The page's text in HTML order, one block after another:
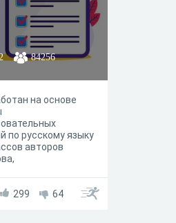
84256
на основе
по русскому языку
авторов
компонентом
299 64